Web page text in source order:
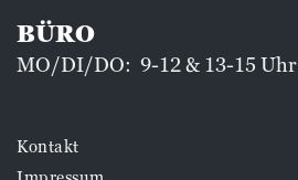
BÜRO
MO/DI/DO: 9-12 & 13-15 Uhr
Kontakt